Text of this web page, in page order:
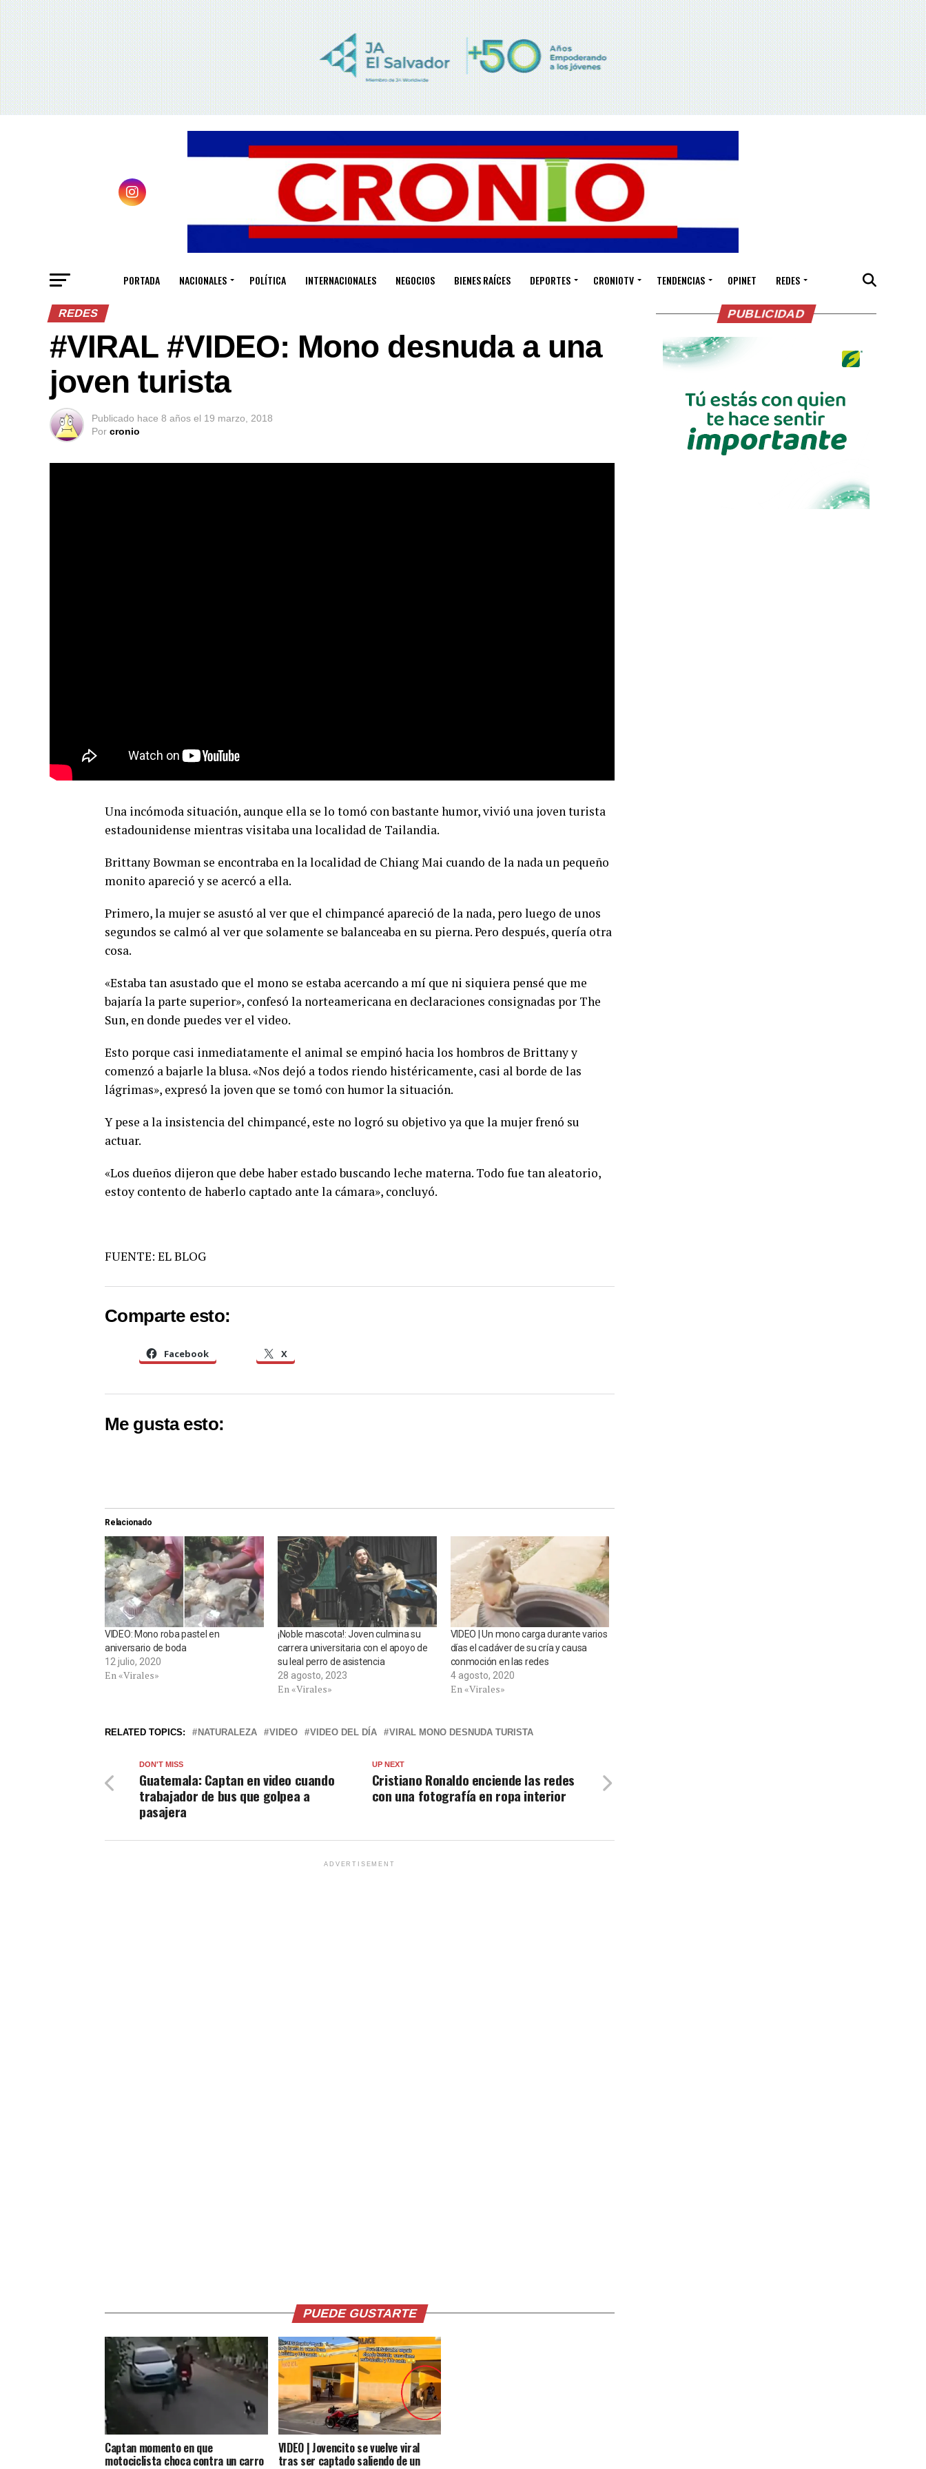
PORTADA NACIONALES POLÍTICA INTERNACIONALES NEGOCIOS BIENES RAÍCES DEPORTES CRONIOTV TENDENCIAS OPINET REDES
REDES
#VIRAL #VIDEO: Mono desnuda a una
joven turista
Publicado hace 8 años el 19 marzo, 2018
Por cronio
Una incómoda situación, aunque ella se lo tomó con bastante humor, vivió una joven turista
estadounidense mientras visitaba una localidad de Tailandia.
Brittany Bowman se encontraba en la localidad de Chiang Mai cuando de la nada un pequeño
monito apareció y se acercó a ella.
Primero, la mujer se asustó al ver que el chimpancé apareció de la nada, pero luego de unos
segundos se calmó al ver que solamente se balanceaba en su pierna. Pero después, quería otra
cosa.
«Estaba tan asustado que el mono se estaba acercando a mí que ni siquiera pensé que me
bajaría la parte superior», confesó la norteamericana en declaraciones consignadas por The
Sun, en donde puedes ver el video.
Esto porque casi inmediatamente el animal se empinó hacia los hombros de Brittany y
comenzó a bajarle la blusa. «Nos dejó a todos riendo histéricamente, casi al borde de las
lágrimas», expresó la joven que se tomó con humor la situación.
Y pese a la insistencia del chimpancé, este no logró su objetivo ya que la mujer frenó su
actuar.
«Los dueños dijeron que debe haber estado buscando leche materna. Todo fue tan aleatorio,
estoy contento de haberlo captado ante la cámara», concluyó.
FUENTE: EL BLOG
Comparte esto:
Facebook X
Me gusta esto:
Relacionado
VIDEO: Mono roba pastel en
aniversario de boda
12 julio, 2020
En «Virales»
¡Noble mascota!: Joven culmina su
carrera universitaria con el apoyo de
su leal perro de asistencia
28 agosto, 2023
En «Virales»
VIDEO | Un mono carga durante varios
días el cadáver de su cría y causa
conmoción en las redes
4 agosto, 2020
En «Virales»
RELATED TOPICS: NATURALEZA VIDEO VIDEO DEL DÍA VIRAL MONO DESNUDA TURISTA
UP NEXT
Cristiano Ronaldo enciende las redes
con una fotografía en ropa interior
DON'T MISS
Guatemala: Captan en video cuando
trabajador de bus que golpea a
pasajera
ADVERTISEMENT
PUEDE GUSTARTE
Captan momento en que
motociclista choca contra un carro
VIDEO | Jovencito se vuelve viral
tras ser captado saliendo de un
PUBLICIDAD